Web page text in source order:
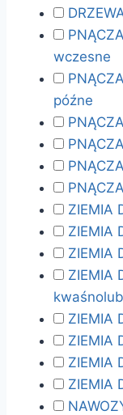
wczesne
późne
ZIEMIA
ZIEMIA
ZIEMIA
ZIEMIA
ZIEMIA
ZIEMIA
ZIEMIA
ZIEMIA